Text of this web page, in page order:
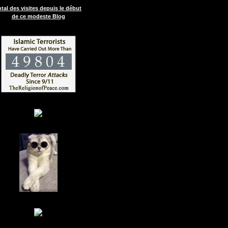
des visites depuis le début
de ce modeste Blog